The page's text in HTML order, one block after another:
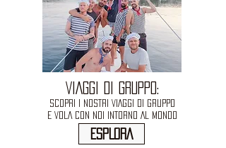
VIAGGI DI GRUPPO:
SCOPRI I NOSTRI VIAGGI DI GRUPPO
E VOLA CON NOI INTORNO AL MONDO
ESPLORA